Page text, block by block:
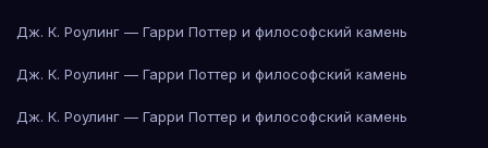
Дж. К. Роулинг — Гарри Поттер и философский камень
Дж. К. Роулинг — Гарри Поттер и философский камень
Дж. К. Роулинг — Гарри Поттер и философский камень